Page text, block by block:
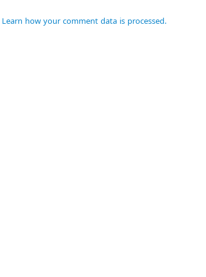
Learn how your comment data is processed.